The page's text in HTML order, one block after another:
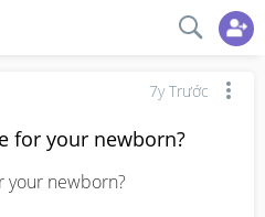
7y Trước
for your newborn?
your newborn?